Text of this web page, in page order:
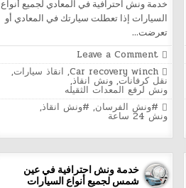
خدمة ونش احترافية في المعادي لجميع أنواع
السيارات إذا تعطلت سيارتك في المعادي أو
تعرضت…
Leave a Comment
on
خدمة
ونش
احترافية
في
المعادي
لجميع
Posted
in
Car recovery winch
, انقاذ سيارات,
نقل كرفانات, ونش انقاذ,
ونش لرفع المعدات الثقيله
Tagged
#ونش الفرسان, #ونش انقاذ,
ونش 24 ساعة
خدمة ونش احترافية في عين
شمس لجميع أنواع السيارات